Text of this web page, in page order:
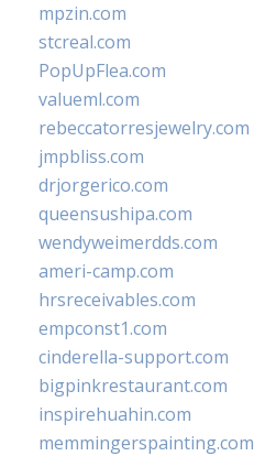
mpzin.com
stcreal.com
PopUpFlea.com
valueml.com
rebeccatorresjewelry.com
jmpbliss.com
drjorgerico.com
queensushipa.com
wendyweimerdds.com
ameri-camp.com
hrsreceivables.com
empconst1.com
cinderella-support.com
bigpinkrestaurant.com
inspirehuahin.com
memmingerspainting.com